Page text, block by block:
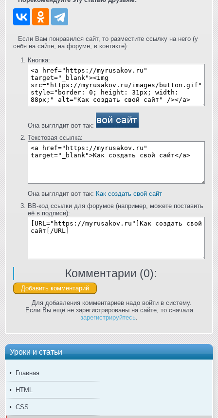
Уроки и статьи
Главная
HTML
CSS
Если Вам понравился сайт, то разместите ссылку на него (у
себя на сайте, на форуме, в контакте):
Кнопка:
Она выглядит вот так:
Текстовая ссылка:
Она выглядит вот так: Как создать свой сайт
BB-код ссылки для форумов (например, можете поставить
её в подписи):
Комментарии (0):
Для добавления комментариев надо войти в систему.
Если Вы ещё не зарегистрированы на сайте, то сначала
зарегистрируйтесь.